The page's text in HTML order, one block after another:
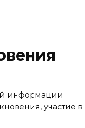
информации
участие в